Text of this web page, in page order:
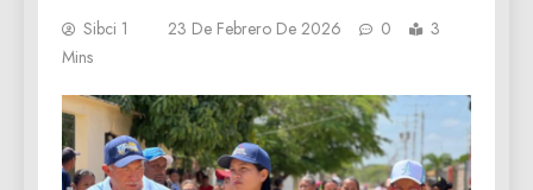
Sibci 1 23 De Febrero De 2026 0
3
Mins